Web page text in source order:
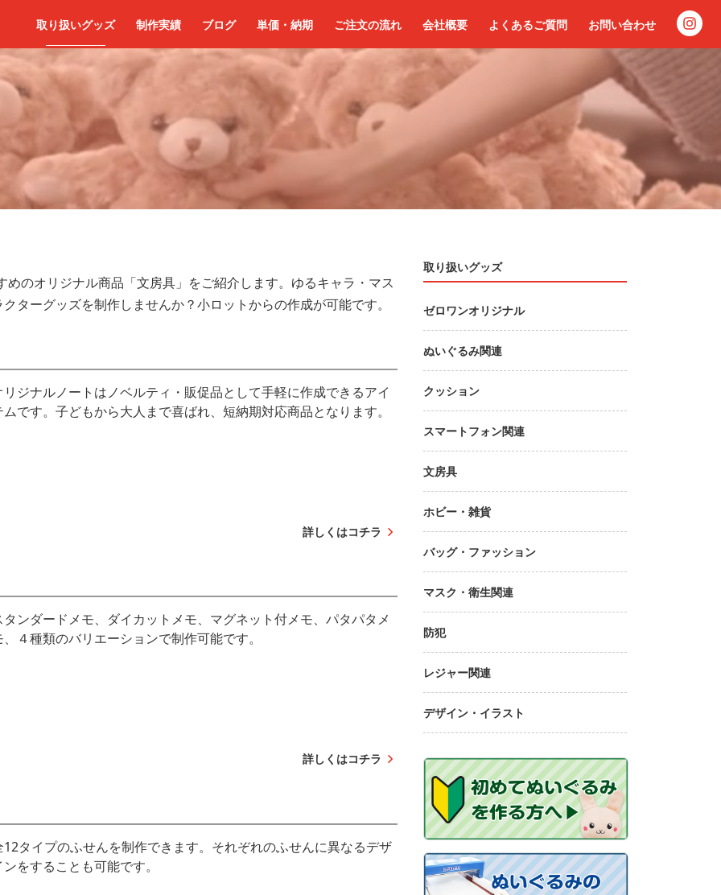
取り扱いグッズ 制作実績 ブログ 単価・納期 ご注文の流れ 会社概要 よくあるご質問 お問い合わせ
のオリジナル商品「文房具」をご紹介します。ゆるキャラ・マス
ターグッズを制作しませんか？小ロットからの作成が可能です。
リジナルノートはノベルティ・販促品として手軽に作成できるアイ
ムです。子どもから大人まで喜ばれ、短納期対応商品となります。
詳しくはコチラ
タンダードメモ、ダイカットメモ、マグネット付メモ、パタパタメ
、４種類のバリエーションで制作可能です。
詳しくはコチラ
12タイプのふせんを制作できます。それぞれのふせんに異なるデザ
ンをすることも可能です。
取り扱いグッズ
ゼロワンオリジナル
ぬいぐるみ関連
クッション
スマートフォン関連
文房具
ホビー・雑貨
バッグ・ファッション
マスク・衛生関連
防犯
レジャー関連
デザイン・イラスト